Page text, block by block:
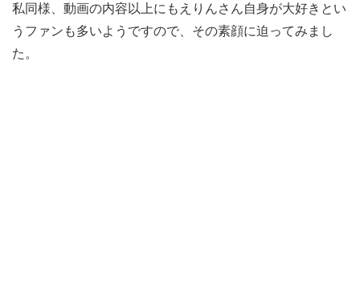
私同様、動画の内容以上にもえりんさん自身が大好きとい
うファンも多いようですので、その素顔に迫ってみまし
た。